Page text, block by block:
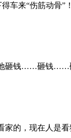
车来“伤筋动骨”！
砸钱……砸钱……
的，现在人是